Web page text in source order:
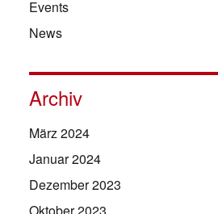
Events
News
Archiv
März 2024
Januar 2024
Dezember 2023